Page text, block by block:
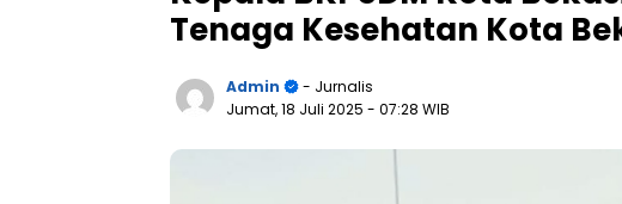
Tenaga Kesehatan Kota
Admin
- Jurnalis
Jumat, 18 Juli 2025 - 07:28 WIB